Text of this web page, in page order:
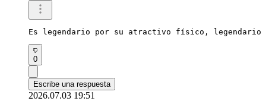
Es legendario por su atractivo físico, legendario
0
Escribe una respuesta
2026.07.03 19:51